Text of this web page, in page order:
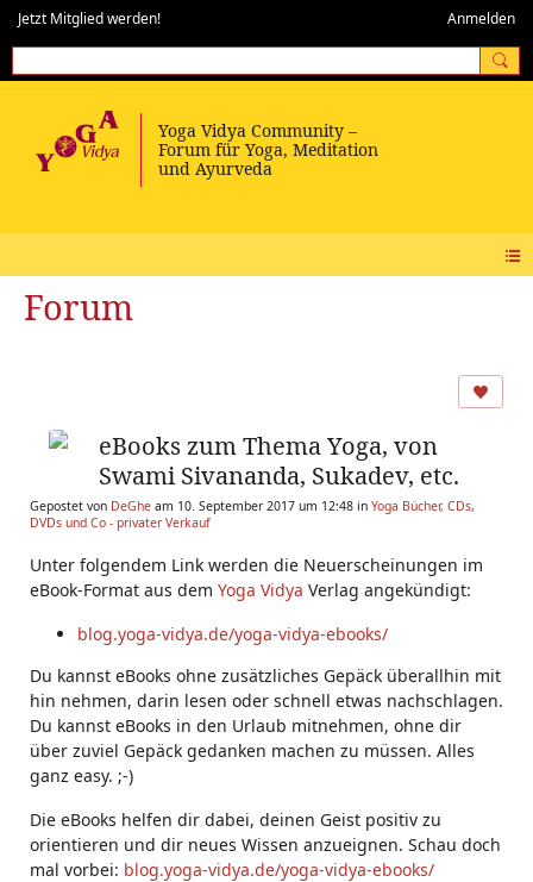
Jetzt Mitglied werden! Anmelden
Forum
eBooks zum Thema Yoga, von
Swami Sivananda, Sukadev, etc.
Gepostet von DeGhe am 10. September 2017 um 12:48 in Yoga Bücher, CDs,
DVDs und Co - privater Verkauf
Unter folgendem Link werden die Neuerscheinungen im
eBook-Format aus dem Yoga Vidya Verlag angekündigt:
blog.yoga-vidya.de/yoga-vidya-ebooks/
Du kannst eBooks ohne zusätzliches Gepäck überallhin mit
hin nehmen, darin lesen oder schnell etwas nachschlagen.
Du kannst eBooks in den Urlaub mitnehmen, ohne dir
über zuviel Gepäck gedanken machen zu müssen. Alles
ganz easy. ;-)
Die eBooks helfen dir dabei, deinen Geist positiv zu
orientieren und dir neues Wissen anzueignen. Schau doch
mal vorbei: blog.yoga-vidya.de/yoga-vidya-ebooks/